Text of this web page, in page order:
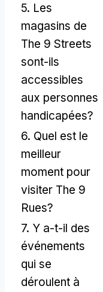
5. Les
magasins de
The 9 Streets
sont-ils
accessibles
aux personnes
handicapées?
6. Quel est le
meilleur
moment pour
visiter The 9
Rues?
7. Y a-t-il des
événements
qui se
déroulent à